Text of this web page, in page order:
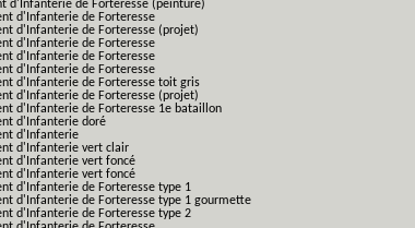
d'Infanterie de Forteresse (peinture)
d'Infanterie de Forteresse
d'Infanterie de Forteresse (projet)
d'Infanterie de Forteresse
d'Infanterie de Forteresse
d'Infanterie de Forteresse
d'Infanterie de Forteresse toit gris
d'Infanterie de Forteresse (projet)
d'Infanterie de Forteresse 1e bataillon
d'Infanterie doré
d'Infanterie
d'Infanterie vert clair
d'Infanterie vert foncé
d'Infanterie vert foncé
d'Infanterie de Forteresse type 1
d'Infanterie de Forteresse type 1 gourmette
d'Infanterie de Forteresse type 2